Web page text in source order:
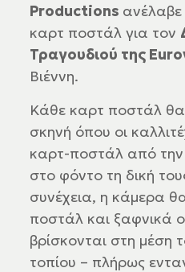
Productions
καρτ ποστάλ για τον
Τραγουδιού της
Βιέννη.
Κάθε καρτ ποστάλ θα
σκηνή όπου οι
καρτ-ποστάλ από
στο φόντο τη δική
συνέχεια, η κάμερα
ποστάλ και ξαφνικά
βρίσκονται στη μέση
τοπίου – πλήρως